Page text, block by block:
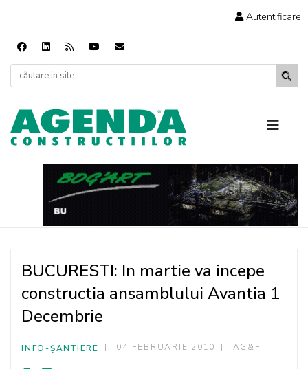
Autentificare
BUCURESTI: In martie va incepe
constructia ansamblului Avantia 1
Decembrie
INFO-ȘANTIERE 04 FEBRUARIE 2010 AG&F